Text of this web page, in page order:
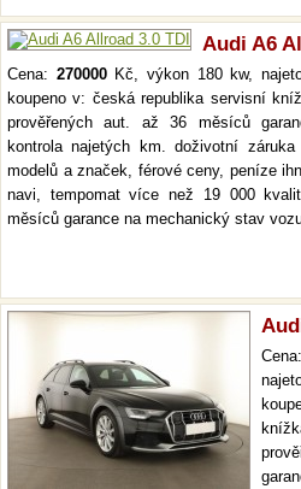
Audi A6
Cena: 270000Kč, výkon 180 kw,
koupeno v: česká republika servisní
prověřených aut. až 36 měsíců
kontrola najetých km. doživotní
modelů a značek, férové ceny, peníze
navi, tempomat více než 19 000
měsíců garance na mechanický stav